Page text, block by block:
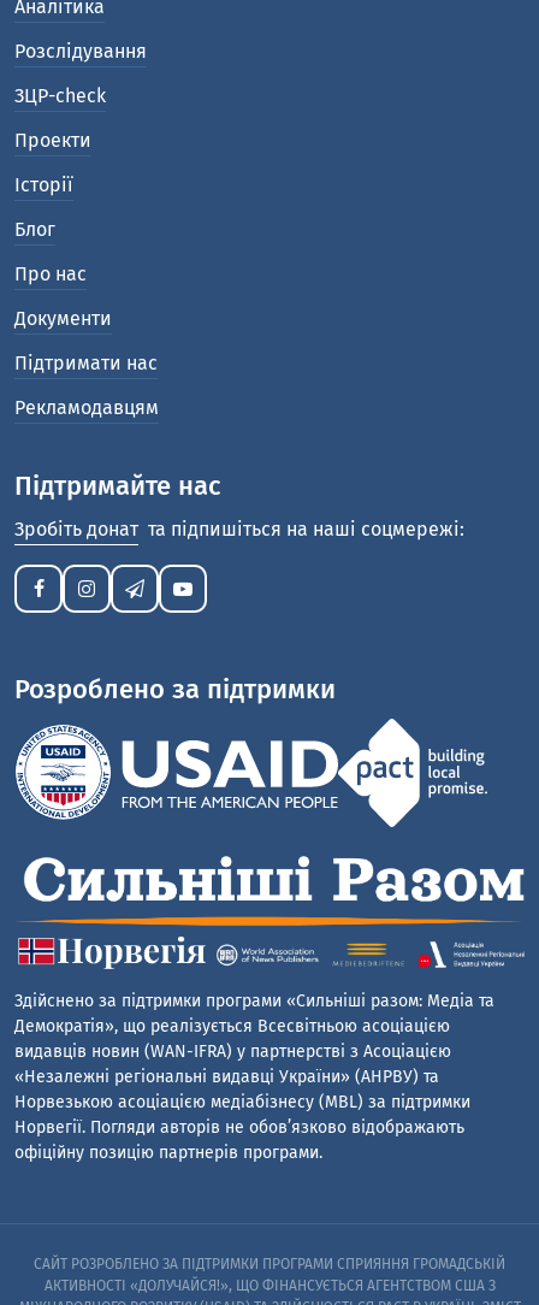
Аналітика
Розслідування
ЗЦР-check
Проекти
Історії
Блог
Про нас
Документи
Підтримати нас
Рекламодавцям
Підтримайте нас
Зробіть донат та підпишіться на наші соцмережі:
Розроблено за підтримки
Здійснено за підтримки програми «Сильніші разом: Медіа та
Демократія», що реалізується Всесвітньою асоціацією
видавців новин (WAN-IFRA) у партнерстві з Асоціацією
«Незалежні регіональні видавці України» (АНРВУ) та
Норвезькою асоціацією медіабізнесу (MBL) за підтримки
Норвегії. Погляди авторів не обов’язково відображають
офіційну позицію партнерів програми.
САЙТ РОЗРОБЛЕНО ЗА ПІДТРИМКИ ПРОГРАМИ СПРИЯННЯ ГРОМАДСЬКІЙ
АКТИВНОСТІ «ДОЛУЧАЙСЯ!», ЩО ФІНАНСУЄТЬСЯ АГЕНТСТВОМ США З